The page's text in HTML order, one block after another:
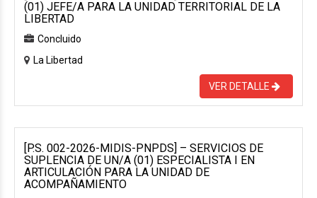
(01) JEFE/A PARA LA UNIDAD TERRITORIAL DE LA
LIBERTAD
Concluido
La Libertad
VER DETALLE
[P.S. 002-2026-MIDIS-PNPDS] – SERVICIOS DE
SUPLENCIA DE UN/A (01) ESPECIALISTA I EN
ARTICULACIÓN PARA LA UNIDAD DE
ACOMPAÑAMIENTO